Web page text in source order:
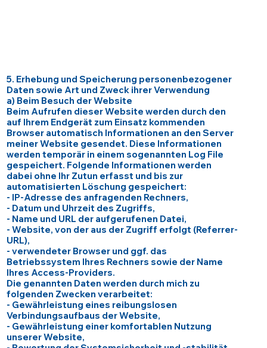
5. Erhebung und Speicherung personenbezogener
Daten sowie Art und Zweck ihrer Verwendung
a) Beim Besuch der Website
Beim Aufrufen dieser Website werden durch den
auf Ihrem Endgerät zum Einsatz kommenden
Browser automatisch Informationen an den Server
meiner Website gesendet. Diese Informationen
werden temporär in einem sogenannten Log File
gespeichert. Folgende Informationen werden
dabei ohne Ihr Zutun erfasst und bis zur
automatisierten Löschung gespeichert:
- IP-Adresse des anfragenden Rechners,
- Datum und Uhrzeit des Zugriffs,
- Name und URL der aufgerufenen Datei,
- Website, von der aus der Zugriff erfolgt (Referrer-
URL),
- verwendeter Browser und ggf. das
Betriebssystem Ihres Rechners sowie der Name
Ihres Access-Providers.
Die genannten Daten werden durch mich zu
folgenden Zwecken verarbeitet:
- Gewährleistung eines reibungslosen
Verbindungsaufbaus der Website,
- Gewährleistung einer komfortablen Nutzung
unserer Website,